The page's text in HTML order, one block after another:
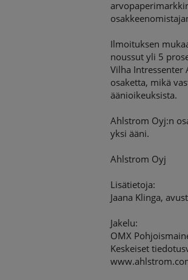
Ilmoituksen
noussut yli 5
Vilha Intressenter
osaketta, mikä
äänioikeuksista.
Ahlstrom Oyj:n
yksi ääni.
Ahlstrom Oyj
Lisätietoja:
Jaana Klinga,
Jakelu:
OMX
Keskeiset